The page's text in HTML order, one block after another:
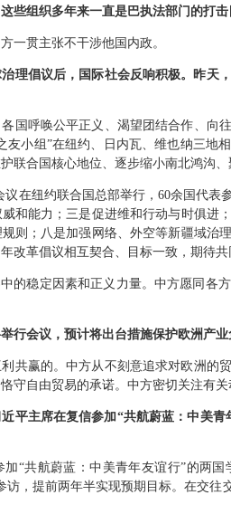
些组织多年来一直是巴执法部门的打
一贯主张不干涉他国内政。
理倡议后，国际社会反响积极。昨天
国呼唤公平正义、渴望团结合作、向
友小组”在纽约、日内瓦、维也纳三
联合国核心地位、逐步缩小南北鸿沟、
议在纽约联合国总部举行，60余国代
和能力；三是促进维和行动与时俱
则；八是加强网络、外空等新疆域
改革倡议相互契合、目标一致，期待
的稳定因素和正义力量。中方愿同
行会议，预计将出台措施保护欧洲产
共赢的。中方从不刻意追求对欧洲的
守自由贸易的承诺。中方密切关注有
平主席在复信参加“共航蔚蓝：中美
“共航蔚蓝：中美青年友谊行”的两
访，提前两年半实现预期目标。在交